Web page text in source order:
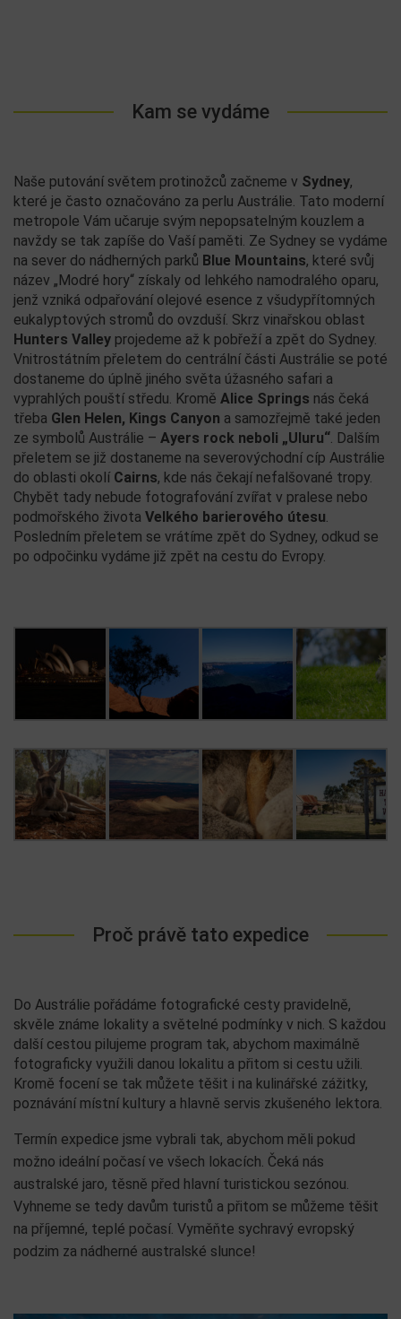
Kam se vydáme
Naše putování světem protinožců začneme v Sydney,
které je často označováno za perlu Austrálie. Tato moderní
metropole Vám učaruje svým nepopsatelným kouzlem a
navždy se tak zapíše do Vaší paměti. Ze Sydney se vydáme
na sever do nádherných parků Blue Mountains, které svůj
název „Modré hory“ získaly od lehkého namodralého oparu,
jenž vzniká odpařování olejové esence z všudypřítomných
eukalyptových stromů do ovzduší. Skrz vinařskou oblast
Hunters Valley projedeme až k pobřeží a zpět do Sydney.
Vnitrostátním přeletem do centrální části Austrálie se poté
dostaneme do úplně jiného světa úžasného safari a
vyprahlých pouští středu. Kromě Alice Springs nás čeká
třeba Glen Helen, Kings Canyon a samozřejmě také jeden
ze symbolů Austrálie – Ayers rock neboli „Uluru“. Dalším
přeletem se již dostaneme na severovýchodní cíp Austrálie
do oblasti okolí Cairns, kde nás čekají nefalšované tropy.
Chybět tady nebude fotografování zvířat v pralese nebo
podmořského života Velkého barierového útesu.
Posledním přeletem se vrátíme zpět do Sydney, odkud se
po odpočinku vydáme již zpět na cestu do Evropy.
Proč právě tato expedice
Do Austrálie pořádáme fotografické cesty pravidelně,
skvěle známe lokality a světelné podmínky v nich. S každou
další cestou pilujeme program tak, abychom maximálně
fotograficky využili danou lokalitu a přitom si cestu užili.
Kromě focení se tak můžete těšit i na kulinářské zážitky,
poznávání místní kultury a hlavně servis zkušeného lektora.
Termín expedice jsme vybrali tak, abychom měli pokud
možno ideální počasí ve všech lokacích. Čeká nás
australské jaro, těsně před hlavní turistickou sezónou.
Vyhneme se tedy davům turistů a přitom se můžeme těšit
na příjemné, teplé počasí. Vyměňte sychravý evropský
podzim za nádherné australské slunce!